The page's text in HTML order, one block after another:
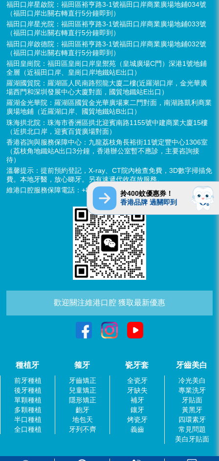
福田口岸星啟院：福田區裕亨路3-1號福田口岸商業廣場地鋪034號
（福田口岸出關右轉直行5分鐘即到）
福田口岸星光院：福田區裕亨路3-1號福田口岸商業廣場地鋪033號
（福田口岸出關右轉直行5分鐘即到）
福田口岸啟德院：福田區裕亨路3-1號福田口岸商業廣場地鋪032號
（福田口岸出關右轉直行5分鐘即到）
福田皇崗院：福田區皇崗口岸皇禦苑（皇城廣場C門）深港1號地鋪
全層（近福田口岸、皇崗口岸地鐵站E出口）
羅湖國貿院：羅湖區人民南路熙龍大廈二樓(近羅湖口岸，金光華廣
場西門和深圳發展中心大廈對面，國貿地鐵站E出口）
羅湖金光華院：羅湖區國貿金光華廣場東二門對面，南湖路凱利商業
廣場地鋪（近羅湖口岸、國貿地鐵站B出口）
珠海拱北院：珠海市香洲區拱北迎賓南路1155號中建商業大廈15樓
（近拱北口岸，迎賓百貨廣場對面）
香港咨詢與服務保障中心：九龍荔枝角長裕街11號定豐中心1306室
（荔枝角地鐵站A出口3分鐘，香港辦公室暫不應診，主要咨詢接
待）
溫馨提示：提前預約登記，X-ray、CT院內檢查免費，3D數字掃描免
費。本地牙醫，放心睇牙。另有速遞代收存放服務。
維港口腔服務保障電話：+852 6637 2280
歡迎關注維港口腔 獲取最新優惠
種植牙
前牙種植
後牙種植
單顆種植
多顆種植
半口種植
全口種植
箍牙
牙齒矯正
兒童矯正
隱形矯正
齙牙
地包天
牙列不齊
瓷牙套
全瓷牙
牙缺失
補牙
鑲牙
烤瓷牙
義齒
牙齒美白
冷光美白
專業洗牙
牙貼面
黃黑牙
四環素牙
常見問題
美白牙貼面
拎400蚊優惠券！
香港品牌 過關即到